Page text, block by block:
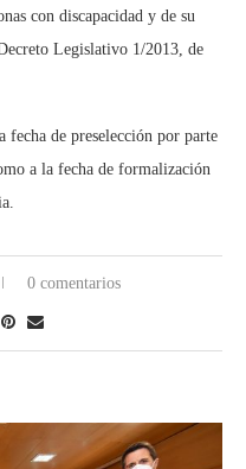
con discapacidad y de su
Legislativo 1/2013, de
fecha de preselección por parte
a la fecha de formalización
0 comentarios